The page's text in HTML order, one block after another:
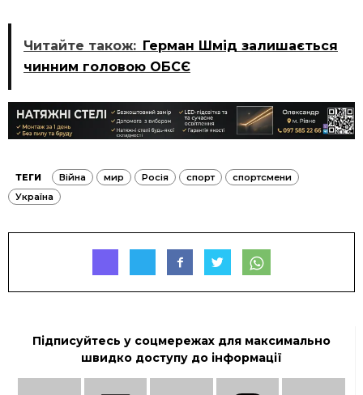
Читайте також: Герман Шмід залишається
чинним головою ОБСЄ
ТЕГИ Війна мир Росія спорт
спортсмени
Україна
Підписуйтесь у соцмережах для максимально
швидко доступу до інформації